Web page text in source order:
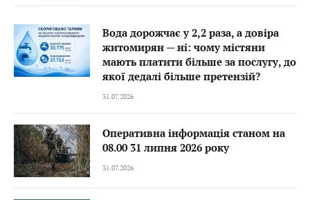
Вода дорожчає у 2,2 раза, а довіра
житомирян — ні: чому містяни
мають платити більше за послугу, до
якої дедалі більше претензій?
31.07.2026
Оперативна інформація станом на
08.00 31 липня 2026 року
31.07.2026